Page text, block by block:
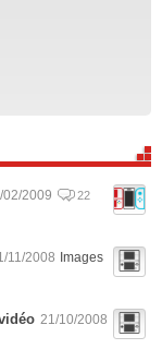
02/2009 22
11/2008 Images
21/10/2008